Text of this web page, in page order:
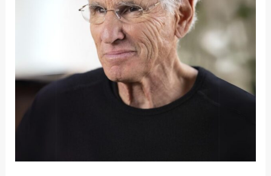
演
者
発
表